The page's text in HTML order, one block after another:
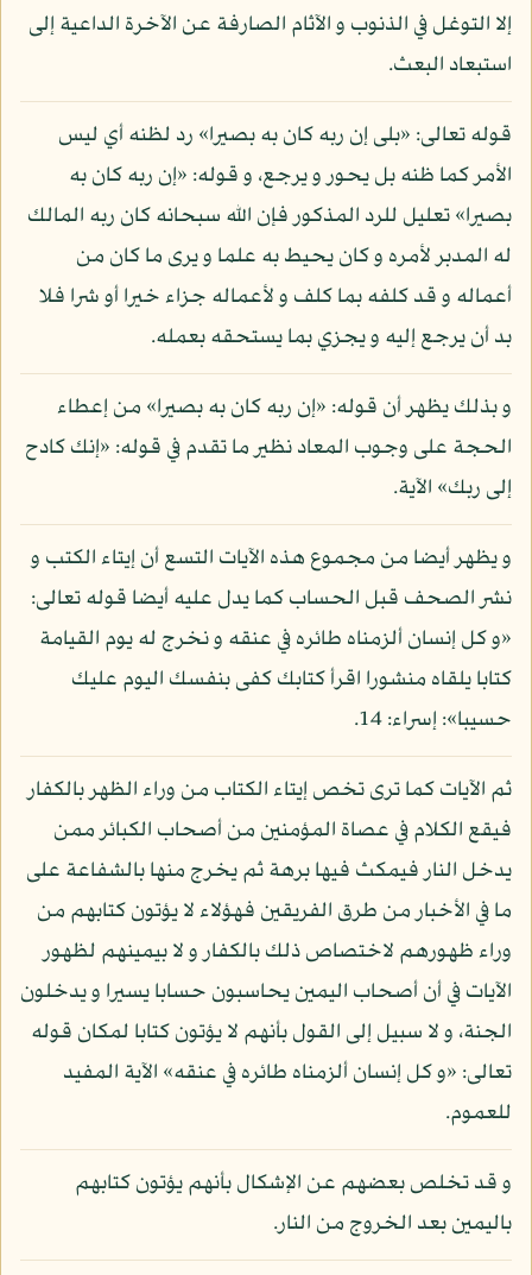
إلا التوغل في الذنوب و الآثام الصارفة عن الآخرة الداعية إلى
استبعاد البعث.
قوله تعالى: «بلى إن ربه كان به بصيرا» رد لظنه أي ليس
الأمر كما ظنه بل يحور و يرجع، و قوله: «إن ربه كان به
بصيرا» تعليل للرد المذكور فإن الله سبحانه كان ربه المالك
له المدبر لأمره و كان يحيط به علما و يرى ما كان من
أعماله و قد كلفه بما كلف و لأعماله جزاء خيرا أو شرا فلا
بد أن يرجع إليه و يجزي بما يستحقه بعمله.
و بذلك يظهر أن قوله: «إن ربه كان به بصيرا» من إعطاء
الحجة على وجوب المعاد نظير ما تقدم في قوله: «إنك كادح
إلى ربك» الآية.
و يظهر أيضا من مجموع هذه الآيات التسع أن إيتاء الكتب و
نشر الصحف قبل الحساب كما يدل عليه أيضا قوله تعالى:
«و كل إنسان ألزمناه طائره في عنقه و نخرج له يوم القيامة
كتابا يلقاه منشورا اقرأ كتابك كفى بنفسك اليوم عليك
حسيبا»: إسراء: 14.
ثم الآيات كما ترى تخص إيتاء الكتاب من وراء الظهر بالكفار
فيقع الكلام في عصاة المؤمنين من أصحاب الكبائر ممن
يدخل النار فيمكث فيها برهة ثم يخرج منها بالشفاعة على
ما في الأخبار من طرق الفريقين فهؤلاء لا يؤتون كتابهم من
وراء ظهورهم لاختصاص ذلك بالكفار و لا بيمينهم لظهور
الآيات في أن أصحاب اليمين يحاسبون حسابا يسيرا و يدخلون
الجنة، و لا سبيل إلى القول بأنهم لا يؤتون كتابا لمكان قوله
تعالى: «و كل إنسان ألزمناه طائره في عنقه» الآية المفيد
للعموم.
و قد تخلص بعضهم عن الإشكال بأنهم يؤتون كتابهم
باليمين بعد الخروج من النار.